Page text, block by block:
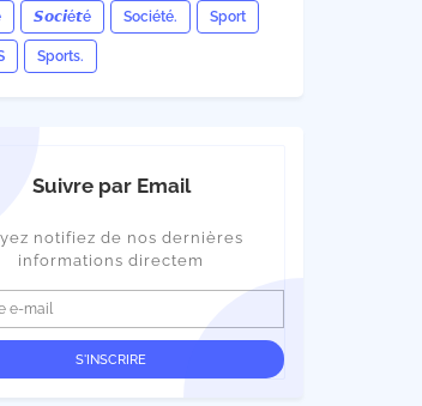
𝙎𝙤𝙘𝙞é𝙩é Société. Sport
Sports.
Suivre par Email
notifiez de nos dernières
informations directem